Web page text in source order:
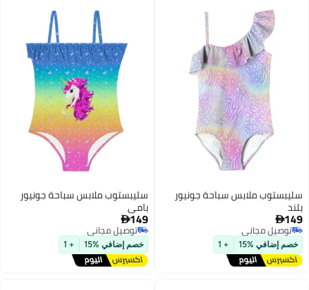
سليبستوب ملابس سباحة جونيور
بلند
149
توصيل مجاني
توصيل مجاني
خصم إضافي %15 + 1
سليبستوب ملابس سباحة جونيور
بامي
149
توصيل مجاني
توصيل مجاني
خصم إضافي %15 + 1